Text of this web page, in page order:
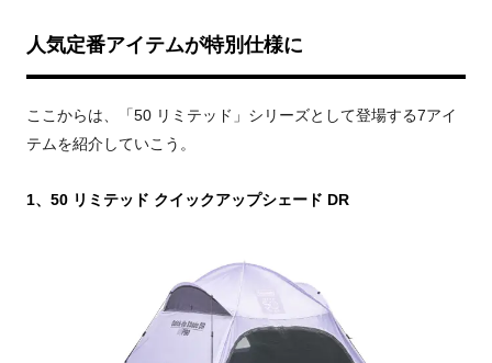
人気定番アイテムが特別仕様に
ここからは、「50 リミテッド」シリーズとして登場する7アイ
テムを紹介していこう。
1、50 リミテッド クイックアップシェード DR